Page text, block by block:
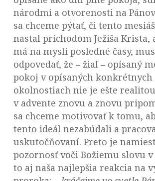
národmi a otvorenosti na
sa chceme pýtať, či tento
nastal príchodom Ježiša Krista,
má na mysli posledné časy,
odpovedať, že – žiaľ – opísaný
pokoj v opísaných konkrétnych
okolnostiach nie je ešte
v advente znovu a znovu
sa chceme motivovať k tomu,
tento ideál nezabúdali a
uskutočňovaní. Preto je
pozornosť voči Božiemu slovu v
to aj naša najlepšia reakcia na